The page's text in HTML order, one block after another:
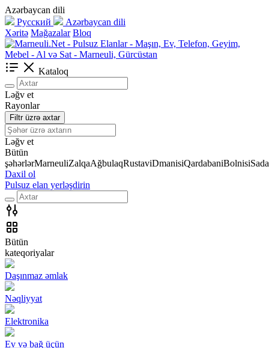
Azərbaycan dili
Русский
Azərbaycan dili
Xəritə Mağazalar Bloq
Kataloq
Ləğv et
Rayonlar
Filtr üzrə axtar
Ləğv et
Bütün
şəhərlərMarneuliZalqaAğbulaqRustaviDmanisiQardabaniBolnisi
Daxil ol
Pulsuz elan yerləşdirin
Bütün
kateqoriyalar
Daşınmaz əmlak
Nəqliyyat
Elektronika
Ev və bağ üçün